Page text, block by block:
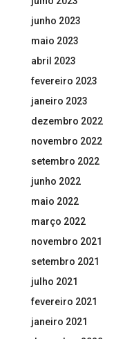
junho 2023
maio 2023
abril 2023
fevereiro 2023
janeiro 2023
dezembro 2022
novembro 2022
setembro 2022
junho 2022
maio 2022
março 2022
novembro 2021
setembro 2021
julho 2021
fevereiro 2021
janeiro 2021